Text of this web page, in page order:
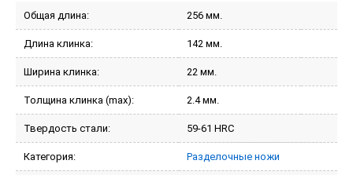
Общая длина: 256 мм.
Длина клинка: 142 мм.
Ширина клинка: 22 мм.
Толщина клинка (max): 2.4 мм.
Твердость стали: 59-61 HRC
Категория: Разделочные ножи